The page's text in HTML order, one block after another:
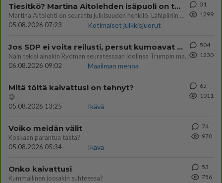
Tiesitkö? Martina Aitolehden isäpuoli on tämä suosittu laulaja
Martina Aitolehti on seurattu julkisuuden henkilö. Lähipiiriin mahtuu muitakin tunnettuja henkilöitä. Tiesitkö, että Ma
05.08.2026 07:23
Kotimaiset julkkisjuorut
31
1299
Jos SDP ei voita reilusti, persut kumoavat demokratian Suomesta
Näin tekisi ainakin Rydman seuratessaan idolinsa Trumpin mallia https://www.is.fi/politiikka/art-2000012187244.html
06.08.2026 09:02
Maailman menoa
504
1230
Mitä töitä kaivattusi on tehnyt?
😅
05.08.2026 13:25
Ikävä
65
1011
Voiko meidän välit
Koskaan parantua tästä?
05.08.2026 05:34
Ikävä
74
970
Onko kaivattusi
Kummallinen jossakin suhteessa?
53
756